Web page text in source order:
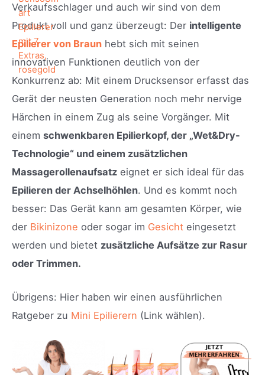
Verkaufsschlager und auch wir sind von dem
Produkt voll und ganz überzeugt: Der intelligente
Epilierer von Braun hebt sich mit seinen
innovativen Funktionen deutlich von der
Konkurrenz ab: Mit einem Drucksensor erfasst das
Gerät der neusten Generation noch mehr nervige
Härchen in einem Zug als seine Vorgänger. Mit
einem schwenkbaren Epilierkopf, der „Wet&Dry-
Technologie“ und einem zusätzlichen
Massagerollenaufsatz eignet er sich ideal für das
Epilieren der Achselhöhlen. Und es kommt noch
besser: Das Gerät kann am gesamten Körper, wie
der Bikinizone oder sogar im Gesicht eingesetzt
werden und bietet zusätzliche Aufsätze zur Rasur
oder Trimmen.
Übrigens: Hier haben wir einen ausführlichen
Ratgeber zu Mini Epilierern (Link wählen).